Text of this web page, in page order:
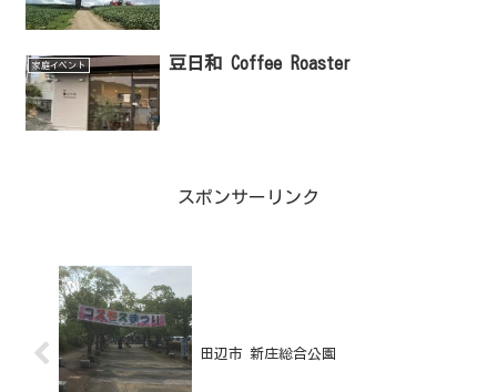
家庭イベント 豆日和 Coffee Roaster
スポンサーリンク
田辺市 新庄総合公園